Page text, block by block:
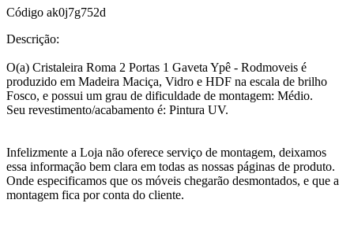
Código ak0j7g752d
Descrição:
O(a) Cristaleira Roma 2 Portas 1 Gaveta Ypê - Rodmoveis é
produzido em Madeira Maciça, Vidro e HDF na escala de brilho
Fosco, e possui um grau de dificuldade de montagem: Médio.
Seu revestimento/acabamento é: Pintura UV.
Infelizmente a Loja não oferece serviço de montagem, deixamos
essa informação bem clara em todas as nossas páginas de produto.
Onde especificamos que os móveis chegarão desmontados, e que a
montagem fica por conta do cliente.